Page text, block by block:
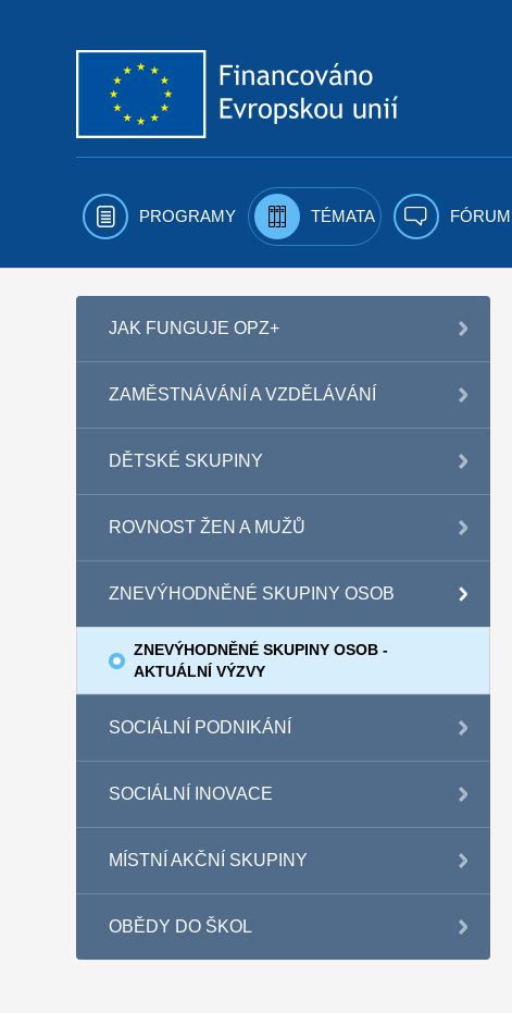
PROGRAMY TÉMATA FÓRUM
JAK FUNGUJE OPZ+
ZAMĚSTNÁVÁNÍ A VZDĚLÁVÁNÍ
DĚTSKÉ SKUPINY
ROVNOST ŽEN A MUŽŮ
ZNEVÝHODNĚNÉ SKUPINY OSOB
ZNEVÝHODNĚNÉ SKUPINY OSOB -
AKTUÁLNÍ VÝZVY
SOCIÁLNÍ PODNIKÁNÍ
SOCIÁLNÍ INOVACE
MÍSTNÍ AKČNÍ SKUPINY
OBĚDY DO ŠKOL